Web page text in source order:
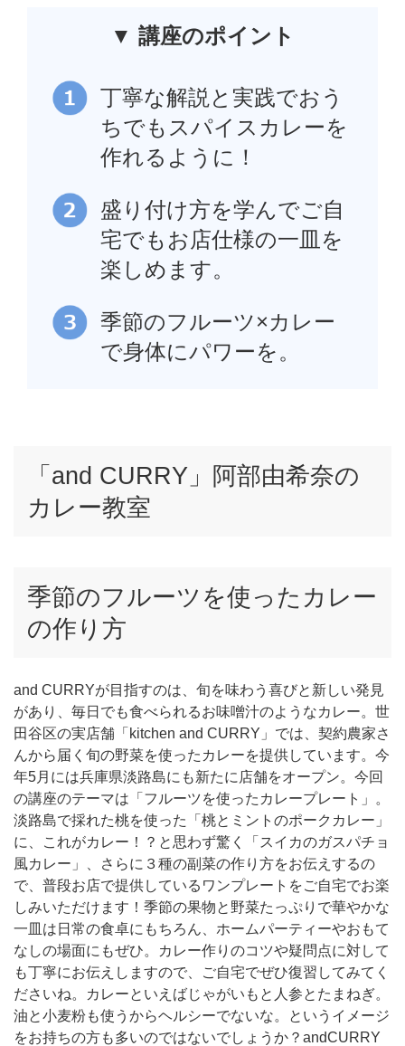
▼ 講座のポイント
丁寧な解説と実践でおう
ちでもスパイスカレーを
作れるように！
盛り付け方を学んでご自
宅でもお店仕様の一皿を
楽しめます。
季節のフルーツ×カレー
で身体にパワーを。
「and CURRY」阿部由希奈の
カレー教室
季節のフルーツを使ったカレー
の作り方
and CURRYが目指すのは、旬を味わう喜びと新しい発見
があり、毎日でも食べられるお味噌汁のようなカレー。世
田谷区の実店舗「kitchen and CURRY」では、契約農家さ
んから届く旬の野菜を使ったカレーを提供しています。今
年5月には兵庫県淡路島にも新たに店舗をオープン。今回
の講座のテーマは「フルーツを使ったカレープレート」。
淡路島で採れた桃を使った「桃とミントのポークカレー」
に、これがカレー！？と思わず驚く「スイカのガスパチョ
風カレー」、さらに３種の副菜の作り方をお伝えするの
で、普段お店で提供しているワンプレートをご自宅でお楽
しみいただけます！季節の果物と野菜たっぷりで華やかな
一皿は日常の食卓にもちろん、ホームパーティーやおもて
なしの場面にもぜひ。カレー作りのコツや疑問点に対して
も丁寧にお伝えしますので、ご自宅でぜひ復習してみてく
ださいね。カレーといえばじゃがいもと人参とたまねぎ。
油と小麦粉も使うからヘルシーでないな。というイメージ
をお持ちの方も多いのではないでしょうか？andCURRY